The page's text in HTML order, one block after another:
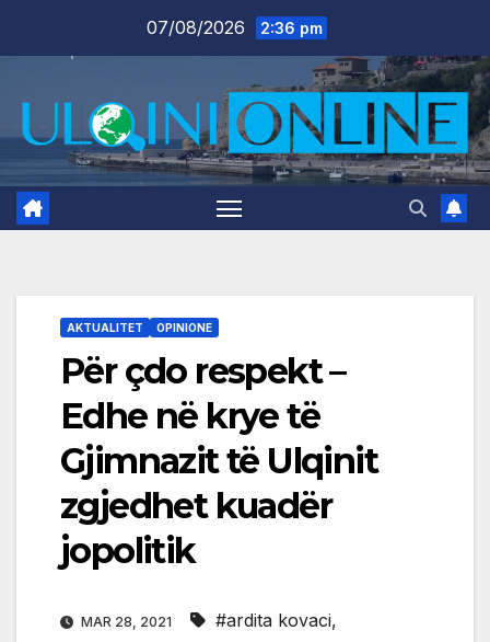
07/08/2026 2:36 pm
AKTUALITET OPINIONE
Për çdo respekt –
Edhe në krye të
Gjimnazit të Ulqinit
zgjedhet kuadër
jopolitik
MAR 28, 2021 #ardita kovaci,